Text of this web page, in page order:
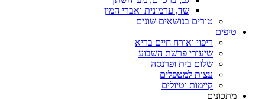
שד, ערמונית ואברי המין
טורים בנושאים שונים
טיפים
ריפוי ואורח חיים בריא
שיעורי פרשת השבוע
שלום בית ופרנסה
עצות למטפלים
קיימות וטיולים
מתכונים